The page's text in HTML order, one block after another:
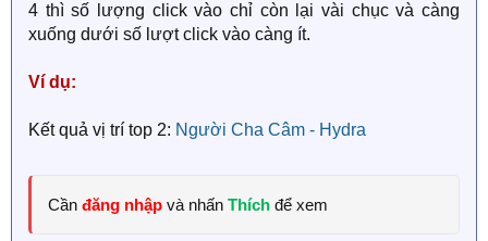
4 thì số lượng click vào chỉ còn lại vài chục và càng
xuống dưới số lượt click vào càng ít.
Ví dụ:
Kết quả vị trí top 2: Người Cha Câm - Hydra
Cần đăng nhập và nhấn Thích để xem